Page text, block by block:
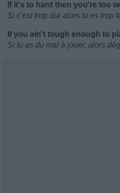
If it's to hard then you're too
Si c'est trop dur alors tu es trop
If you ain't tough enough to
Si tu as du mal à jouer, alors